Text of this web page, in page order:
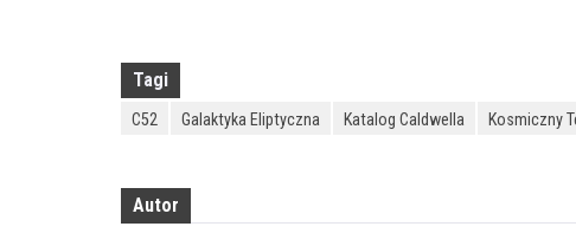
Tagi
C52 Galaktyka Eliptyczna Katalog Caldwella Kosmiczny
Autor